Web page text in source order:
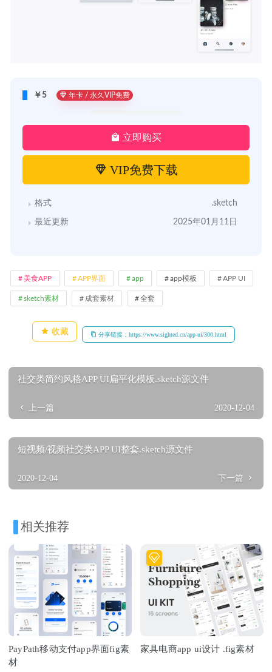
￥5 年卡 / 永久VIP免费
立即购买
VIP免费下载
格式 .sketch
最近更新 2025年01月11日
美食APP APP界面 app app模板 APP UI
sketch素材 成套素材 全套
收藏 分享链接：https://www.sighted.cn/app-ui/300.html
社交类简约风格APP UI扁平化模板.sketch源文件
上一篇 2020-12-04
短视频/视频社交类APP UI整套.sketch源文件
2020-12-04 下一篇
相关推荐
PayPath移动支付app界面fig素
材
家具电商app ui设计 .fig素材